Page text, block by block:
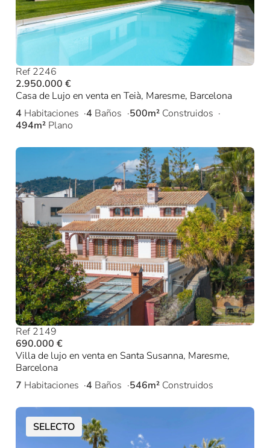
Ref 2246
2.950.000 €
Casa de Lujo en venta en Teià, Maresme, Barcelona
4 Habitaciones 4 Baños 500m² Construidos
494m² Plano
Ref 2149
690.000 €
Villa de lujo en venta en Santa Susanna, Maresme,
Barcelona
7 Habitaciones 4 Baños 546m² Construidos
SELECTO